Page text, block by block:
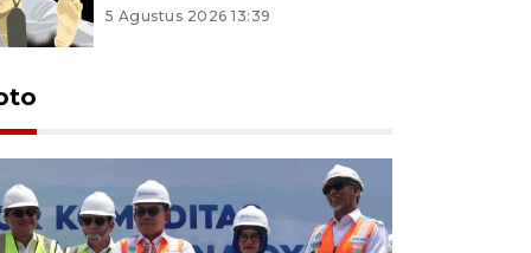
5 Agustus 2026 13:39